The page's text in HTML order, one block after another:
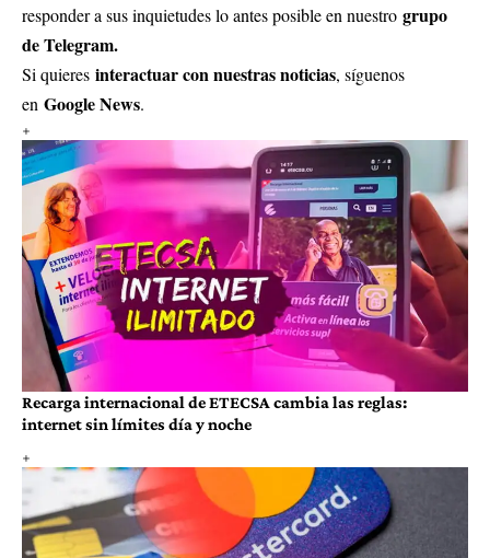
responder a sus inquietudes lo antes posible en nuestro grupo
de Telegram.
Si quieres interactuar con nuestras noticias, síguenos
en Google News.
Recarga internacional de ETECSA cambia las reglas:
internet sin límites día y noche